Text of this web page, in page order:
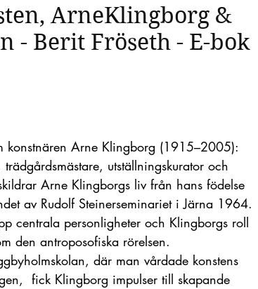
ArneKlingborg &
- Berit Fröseth - E-bok
konstnären Arne Klingborg (1915–2005):
utställningskurator och
Arne Klingborgs liv från hans födelse
av Rudolf Steinerseminariet i Järna 1964.
centrala personligheter och Klingborgs roll
den antroposofiska rörelsen.
där man vårdade konstens
fick Klingborg impulser till skapande